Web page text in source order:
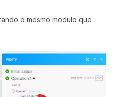
o mesmo modulo que